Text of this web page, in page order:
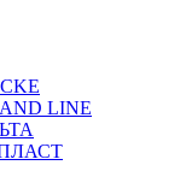
LINE
ПЛАСТ